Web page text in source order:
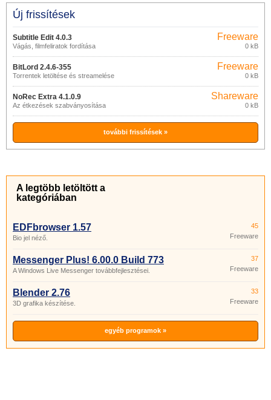
Új frissítések
Subtitle Edit 4.0.3
Vágás, filmfeliratok fordítása
Freeware
0 kB
BitLord 2.4.6-355
Torrentek letöltése és streamelése
Freeware
0 kB
NoRec Extra 4.1.0.9
Az étkezések szabványosítása
Shareware
0 kB
további frissítések »
A legtöbb letöltött a
kategóriában
EDFbrowser 1.57
Bio jel néző.
45
Freeware
Messenger Plus! 6.00.0 Build 773
A Windows Live Messenger továbbfejlesztései.
37
Freeware
Blender 2.76
3D grafika készítése.
33
Freeware
egyéb programok »